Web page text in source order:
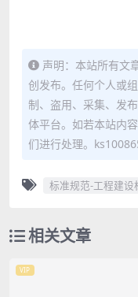
声明：本站所有文
创发布。任何个人或
制、盗用、采集、发
体平台。如若本站内
们进行处理。
标准规范-工程建设
相关文章
VIP